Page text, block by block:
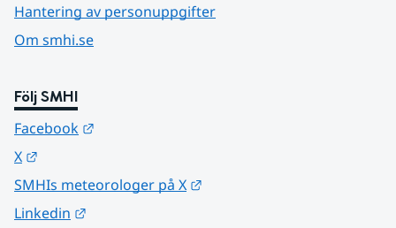
Hantering av personuppgifter
Om smhi.se
Följ SMHI
Facebook
X
SMHIs meteorologer på X
Linkedin